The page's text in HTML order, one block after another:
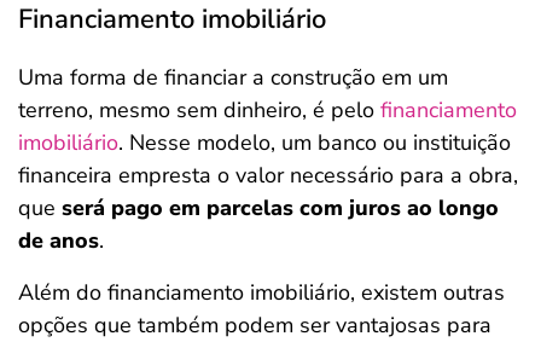
Financiamento imobiliário
Uma forma de financiar a construção em um
terreno, mesmo sem dinheiro, é pelo financiamento
imobiliário. Nesse modelo, um banco ou instituição
financeira empresta o valor necessário para a obra,
que será pago em parcelas com juros ao longo
de anos.
Além do financiamento imobiliário, existem outras
opções que também podem ser vantajosas para